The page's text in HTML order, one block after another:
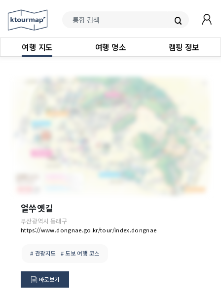
여행 지도 여행 명소 캠핑 정보
얼쑤옛길
부산광역시 동래구
https://www.dongnae.go.kr/tour/index.dongnae
# 관광지도 # 도보 여행 코스
바로보기